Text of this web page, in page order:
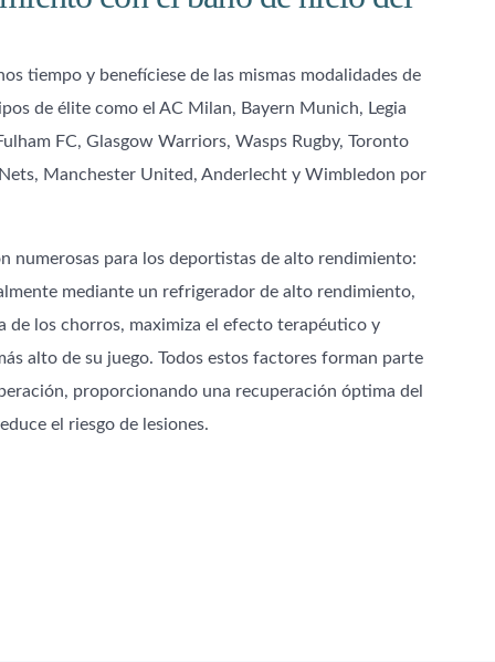
tiempo y benefíciese de las mismas modalidades de
de élite como el AC Milan, Bayern Munich, Legia
FC, Glasgow Warriors, Wasps Rugby, Toronto
Manchester United, Anderlecht y Wimbledon por
numerosas para los deportistas de alto rendimiento:
mediante un refrigerador de alto rendimiento,
de los chorros, maximiza el efecto terapéutico y
alto de su juego. Todos estos factores forman parte
proporcionando una recuperación óptima del
el riesgo de lesiones.